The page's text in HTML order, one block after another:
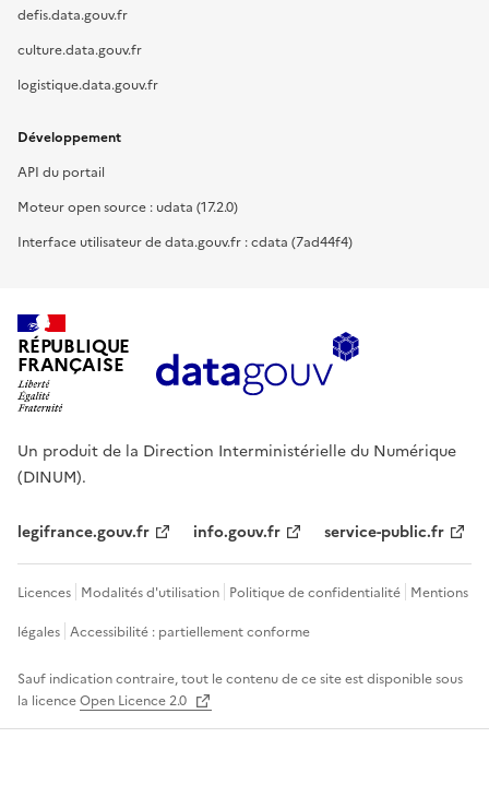
defis.data.gouv.fr
culture.data.gouv.fr
logistique.data.gouv.fr
Développement
API du portail
Moteur open source : udata (17.2.0)
Interface utilisateur de data.gouv.fr : cdata (7ad44f4)
RÉPUBLIQUE
FRANÇAISE
Un produit de la Direction Interministérielle du Numérique
(DINUM).
legifrance.gouv.fr info.gouv.fr service-public.fr
Licences Modalités d'utilisation Politique de confidentialité Mentions
légales Accessibilité : partiellement conforme
Sauf indication contraire, tout le contenu de ce site est disponible sous
la licenceOpen Licence 2.0